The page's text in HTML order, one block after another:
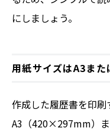
にしましょう。
用紙サイズはA3また
作成した履歴書を印刷
A3（420×297mm）